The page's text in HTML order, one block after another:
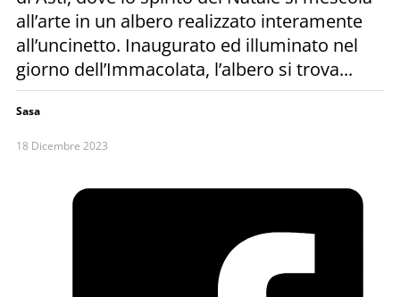
all’arte in un albero realizzato interamente
all’uncinetto. Inaugurato ed illuminato nel
giorno dell’Immacolata, l’albero si trova...
Sasa
18 Dicembre 2023